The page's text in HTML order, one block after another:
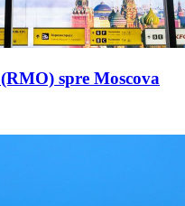
spre Moscova